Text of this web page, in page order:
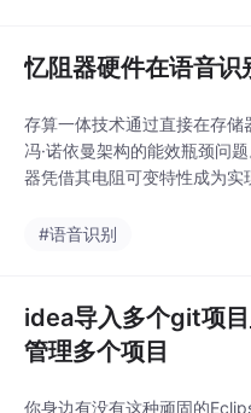
da表达式和元编程特性。工
忆阻器硬件在语音
存算一体技术通过直接在存
冯·诺依曼架构的能效瓶颈问
器凭借其电阻可变特性成为实
算方式相比数字计算可降低
#语音识别
idea导入多个git项
管理多个项目
你身边有没有这种顽固的